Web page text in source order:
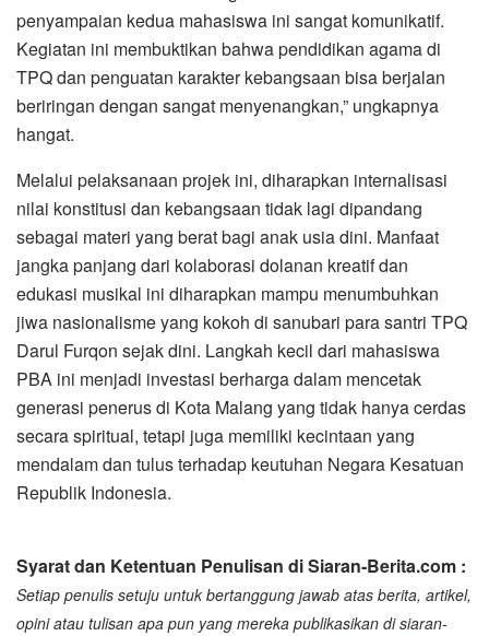
penyampaian kedua mahasiswa ini sangat komunikatif.
Kegiatan ini membuktikan bahwa pendidikan agama di
TPQ dan penguatan karakter kebangsaan bisa berjalan
beriringan dengan sangat menyenangkan,” ungkapnya
hangat.
Melalui pelaksanaan projek ini, diharapkan internalisasi
nilai konstitusi dan kebangsaan tidak lagi dipandang
sebagai materi yang berat bagi anak usia dini. Manfaat
jangka panjang dari kolaborasi dolanan kreatif dan
edukasi musikal ini diharapkan mampu menumbuhkan
jiwa nasionalisme yang kokoh di sanubari para santri TPQ
Darul Furqon sejak dini. Langkah kecil dari mahasiswa
PBA ini menjadi investasi berharga dalam mencetak
generasi penerus di Kota Malang yang tidak hanya cerdas
secara spiritual, tetapi juga memiliki kecintaan yang
mendalam dan tulus terhadap keutuhan Negara Kesatuan
Republik Indonesia.
Syarat dan Ketentuan Penulisan di Siaran-Berita.com :
Setiap penulis setuju untuk bertanggung jawab atas berita, artikel,
opini atau tulisan apa pun yang mereka publikasikan di siaran-